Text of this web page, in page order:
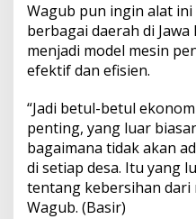
Wagub pun ingin alat
berbagai daerah di
menjadi model mesin
efektif dan efisien.
“Jadi betul-betul
penting, yang luar
bagaimana tidak akan
di setiap desa. Itu yang
tentang kebersihan dari
Wagub. (Basir)